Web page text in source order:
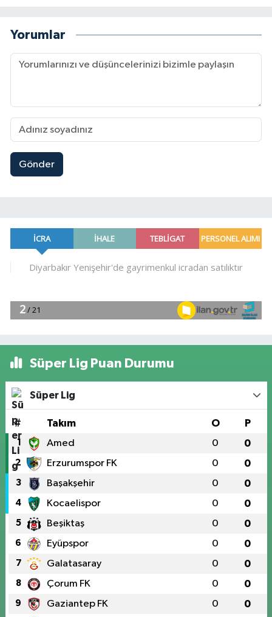
Yorumlar
Gönder
Süper Lig Puan Durumu
Süper Lig
# Takım O P
1 Amed 0 0
2 Erzurumspor FK 0 0
3 Başakşehir 0 0
4 Kocaelispor 0 0
5 Beşiktaş 0 0
6 Eyüpspor 0 0
7 Galatasaray 0 0
8 Çorum FK 0 0
9 Gaziantep FK 0 0